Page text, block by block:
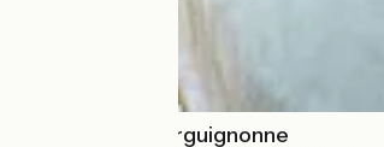
Hostellerie Bourguignonne